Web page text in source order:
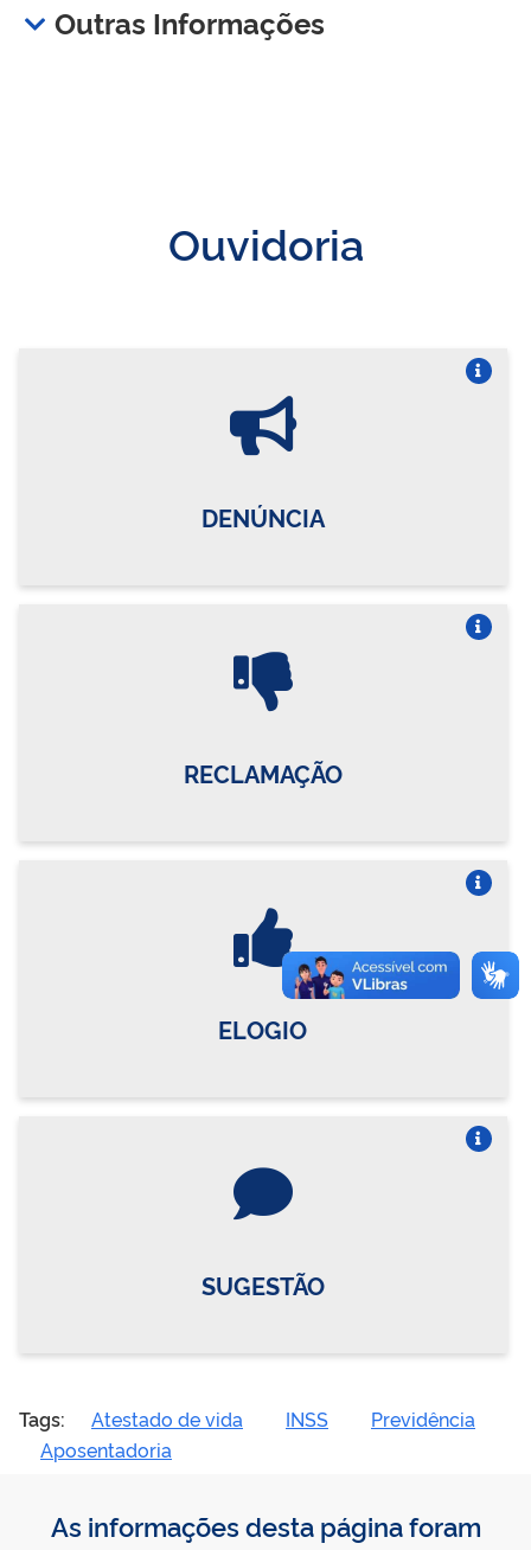
Outras Informações
Ouvidoria
DENÚNCIA
RECLAMAÇÃO
ELOGIO
SUGESTÃO
Tags: Atestado de vida INSS
Previdência
Aposentadoria
As informações desta página foram